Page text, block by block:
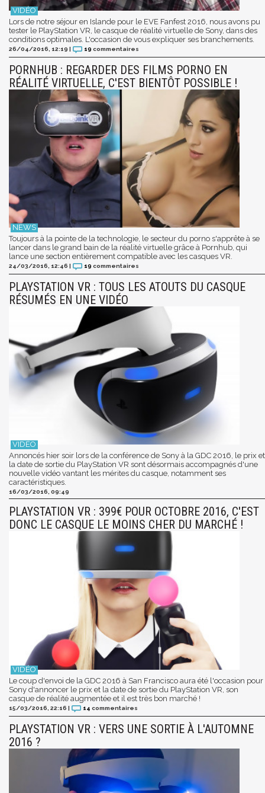
Lors de notre séjour en Islande pour le EVE Fanfest 2016, nous avons pu
tester le PlayStation VR, le casque de réalité virtuelle de Sony, dans des
conditions optimales. L'occasion de vous expliquer ses branchements.
26/04/2016, 12:19 19 commentaires
PORNHUB : REGARDER DES FILMS PORNO EN
RÉALITÉ VIRTUELLE, C'EST BIENTÔT POSSIBLE !
Toujours à la pointe de la technologie, le secteur du porno s'apprête à se
lancer dans le grand bain de la réalité virtuelle grâce à Pornhub, qui
lance une section entièrement compatible avec les casques VR.
24/03/2016, 12:46 19 commentaires
PLAYSTATION VR : TOUS LES ATOUTS DU CASQUE
RÉSUMÉS EN UNE VIDÉO
Annoncés hier soir lors de la conférence de Sony à la GDC 2016, le prix et
la date de sortie du PlayStation VR sont désormais accompagnés d'une
nouvelle vidéo vantant les mérites du casque, notamment ses
caractéristiques.
16/03/2016, 09:49
PLAYSTATION VR : 399€ POUR OCTOBRE 2016, C'EST
DONC LE CASQUE LE MOINS CHER DU MARCHÉ !
Le coup d'envoi de la GDC 2016 à San Francisco aura été l'occasion pour
Sony d'annoncer le prix et la date de sortie du PlayStation VR, son
casque de réalité augmentée et il est très bon marché !
15/03/2016, 22:16 | 14 commentaires
PLAYSTATION VR : VERS UNE SORTIE À L'AUTOMNE
2016 ?